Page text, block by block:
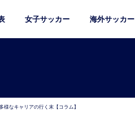
女子サッカー 海外サッカー
なキャリアの行く末【コラム】